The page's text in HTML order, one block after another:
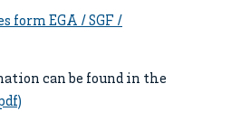
form EGA / SGF /
can be found in the